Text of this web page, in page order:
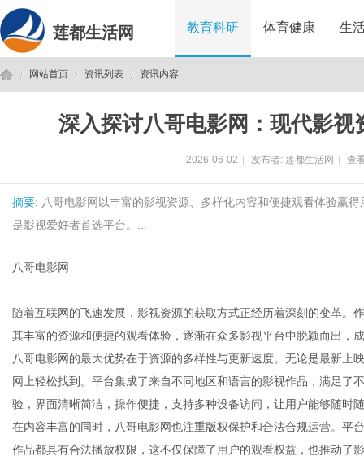
莲都生活网 教育科研 体育健康 生
网站首页 资讯列表 资讯内容
深入探讨八哥电影网：现代影
2026-06-02 发布者: 莲都生活网 查
摘要: 八哥电影网以丰富的影视资源、多样化内容和便捷观看体验赢
是影视爱好者首选平台。...
八哥电影网
随着互联网的飞速发展，影视资源的获取方式正经历着深刻的变革。
其丰富的资源和便捷的观看体验，逐渐在众多影视平台中脱颖而出，
八哥电影网的最大优势在于资源的多样性与更新速度。无论是最新上
网上轻松找到。平台集成了来自不同地区和语言的影视作品，满足了
验，界面清晰简洁，操作便捷，支持多种设备访问，让用户能够随时
在内容丰富的同时，八哥电影网也注重版权保护和合法合规运营。平
作品都具有合法播放权限，这不仅保障了用户的观看权益，也推动了